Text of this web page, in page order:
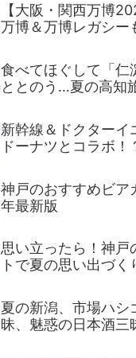
【大阪・関西万博
万博＆万博レガシー
食べてほぐして「仁
ととのう…夏の高知
新幹線＆ドクターイ
ドーナツとコラボ！
神戸のおすすめビア
年最新版
思い立ったら！神戸
トで夏の思い出づく
夏の新潟、市場ハシ
昧、魅惑の日本酒三